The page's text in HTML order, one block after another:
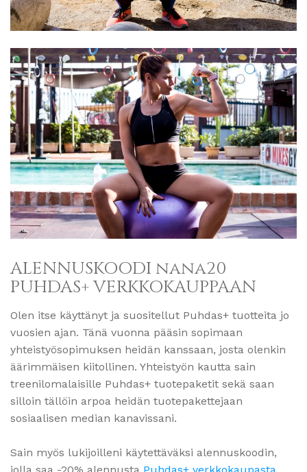
ALENNUSKOODI nana20
PUHDAS+ VERKKOKAUPPAAN
Olen itse käyttänyt ja suositellut Puhdas+ tuotteita jo
vuosien ajan. Tänä vuonna pääsin sopimaan
yhteistyösopimuksen heidän kanssaan, josta olenkin
äärimmäisen kiitollinen. Yhteistyön kautta sain
treenilomalaisille Puhdas+ tuotepaketit sekä saan
silloin tällöin arpoa heidän tuotepakettejaan
sosiaalisen median kanavissani.
Sain myös lukijoilleni käytettäväksi alennuskoodin,